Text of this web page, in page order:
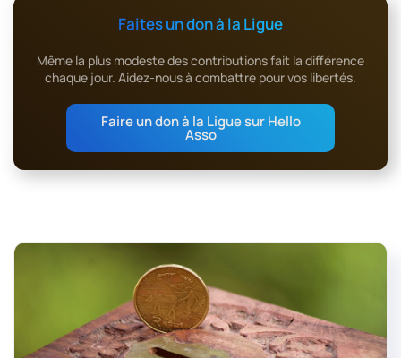
Faites un don à la Ligue
Même la plus modeste des contributions fait la différence
chaque jour. Aidez-nous à combattre pour vos libertés.
Faire un don à la Ligue sur Hello
Asso